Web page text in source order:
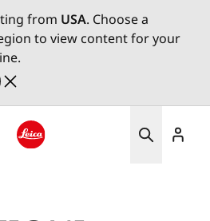
from USA. Choose a
to view content for your